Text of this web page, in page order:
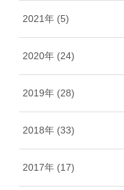
2021年 (5)
2020年 (24)
2019年 (28)
2018年 (33)
2017年 (17)